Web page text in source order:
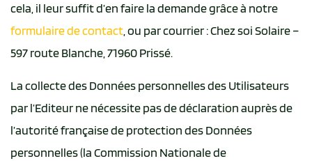
cela, il leur suffit d’en faire la demande grâce à notre
formulaire de contact, ou par courrier : Chez soi Solaire –
597 route Blanche, 71960 Prissé.
La collecte des Données personnelles des Utilisateurs
par l’Editeur ne nécessite pas de déclaration auprès de
l’autorité française de protection des Données
personnelles (la Commission Nationale de